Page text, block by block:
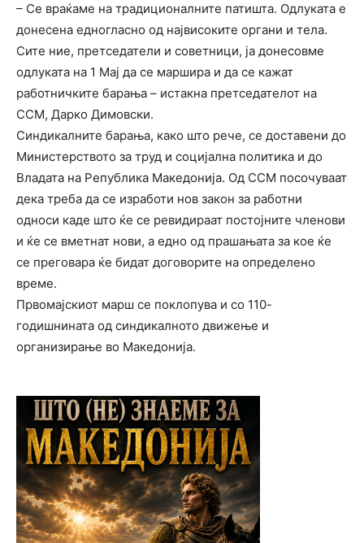
– Се враќаме на традиционалните патишта. Одлуката е
донесена едногласно од највисоките органи и тела.
Сите ние, претседатели и советници, ја донесовме
одлуката на 1 Мај да се маршира и да се кажат
работничките барања – истакна претседателот на
ССМ, Дарко Димовски.
Синдикалните барања, како што рече, се доставени до
Министерството за труд и социјална политика и до
Владата на Република Македонија. Од ССМ посочуваат
дека треба да се изработи нов закон за работни
односи каде што ќе се ревидираат постојните членови
и ќе се вметнат нови, а едно од прашањата за кое ќе
се преговара ќе бидат договорите на определено
време.
Првомајскиот марш се поклопува и со 110-
годишнината од синдикалното движење и
организирање во Македонија.